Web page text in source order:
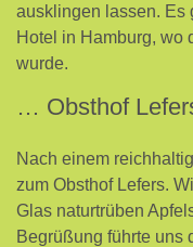
ausklingen lassen. Es
Hotel in Hamburg, wo
wurde.
… Obsthof
Nach einem
zum Obsthof Lefers.
Glas naturtrüben
Begrüßung führte uns